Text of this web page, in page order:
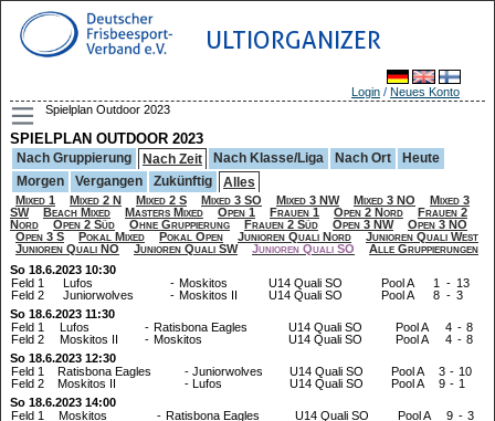
ULTIORGANIZER
Login / Neues Konto
Spielplan Outdoor 2023
SPIELPLAN OUTDOOR 2023
Nach Gruppierung Nach Zeit Nach Klasse/Liga Nach Ort
Heute
Morgen
Vergangen Zukünftig Alles
Mixed 1 Mixed 2 N Mixed 2 S Mixed 3 SO Mixed 3 NW Mixed 3 NO
Mixed 3
SW
Beach Mixed Masters Mixed Open 1 Frauen 1 Open 2 Nord
Frauen 2
Nord
Open 2 Süd Ohne Gruppierung Frauen 2 Süd Open 3 NW
Open 3 NO
Open 3 S
Pokal Mixed Pokal Open Junioren Quali Nord
Junioren Quali West
Junioren Quali NO
Junioren Quali SW Junioren Quali SO
Alle Gruppierungen
So 18.6.2023 10:30
Feld 1
Lufos - Moskitos U14 Quali SO Pool A 1 - 13
Feld 2
Juniorwolves - Moskitos II U14 Quali SO Pool A 8 - 3
So 18.6.2023 11:30
Feld 1
Lufos - Ratisbona Eagles U14 Quali SO Pool A 4 - 8
Feld 2
Moskitos II - Moskitos U14 Quali SO Pool A 4 - 8
So 18.6.2023 12:30
Feld 1
Ratisbona Eagles - Juniorwolves U14 Quali SO Pool A 3 - 10
Feld 2
Moskitos II - Lufos U14 Quali SO Pool A 9 - 1
So 18.6.2023 14:00
Feld 1
Moskitos - Ratisbona Eagles U14 Quali SO Pool A 9 - 3